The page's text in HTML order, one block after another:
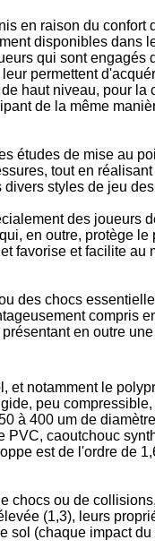
en raison du
disponibles dans
qui sont engagés
permettent
haut niveau, pour
de la même
études de mise au
tout en
styles de jeu
des joueurs
en outre, protège
favorise et facilite au
des chocs
compris
en outre
notamment le
peu
à 400 um de
caoutchouc
est de l'ordre de
chocs ou de
(1,3), leurs
sol (chaque impact